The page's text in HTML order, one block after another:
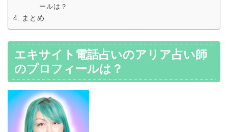
ールは？
まとめ
エキサイト電話占いのアリア占い師
のプロフィールは？